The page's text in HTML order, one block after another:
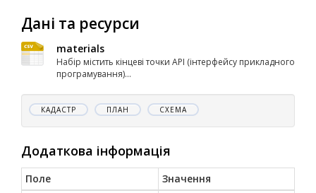
Дані та ресурси
materials
Набір містить кінцеві точки API (інтерфейсу прикладного
програмування)...
КАДАСТР ПЛАН СХЕМА
Додаткова інформація
Поле
Значення